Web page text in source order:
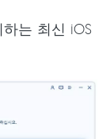
는 최신 iOS